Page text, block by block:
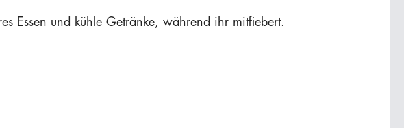
Essen und kühle Getränke, während ihr mitfiebert.